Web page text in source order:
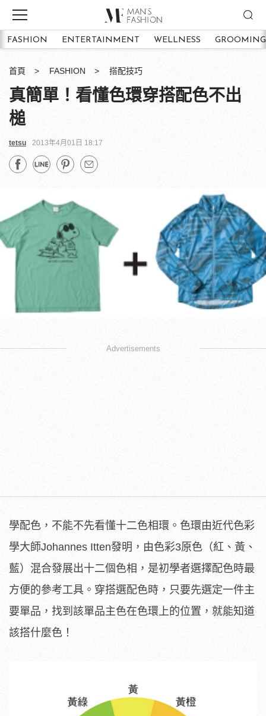
FASHION ENTERTAINMENT WELLNESS GROOMING
首頁 FASHION 搭配技巧
真簡單！看懂色環穿搭配色不出
槌
tetsu 2013年4月01日 18:17
Advertisements
學配色，不能不先看懂十二色相環。色環由近代色彩
學大師Johannes Itten發明，由色彩3原色（紅、黃、
藍）混合發展出十二個色相，是初學者選擇配色時最
方便的參考工具。穿搭選配色時，只要先選定一件主
要單品，找到該單品主色在色環上的位置，就能知道
該搭什麼色！